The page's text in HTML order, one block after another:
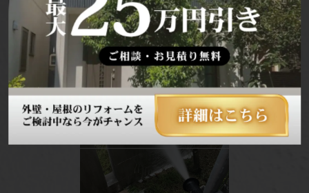
ベランダを洗浄しています。